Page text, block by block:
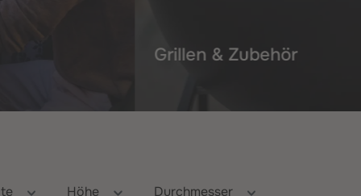
Grillen & Zubehör
Höhe Durchmesser